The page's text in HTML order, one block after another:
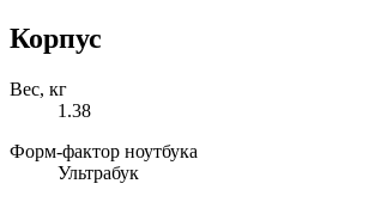
Корпус
Вес, кг
1.38
Форм-фактор ноутбука
Ультрабук